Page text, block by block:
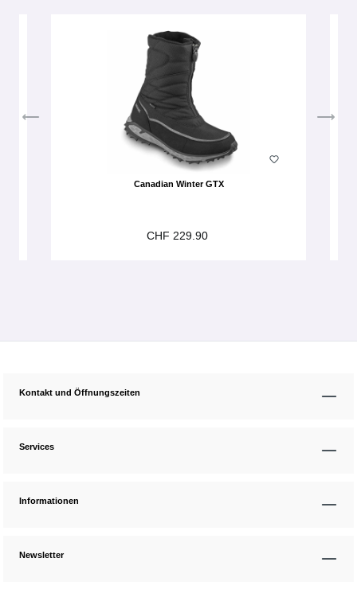
Canadian Winter GTX
CHF 229.90
Kontakt und Öffnungszeiten
Services
Informationen
Newsletter